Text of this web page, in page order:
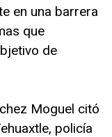
en una barrera
que
de
Moguel citó
policía